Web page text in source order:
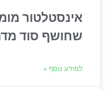
אינסטלטור
שחושף סוד
למידע נוסף »